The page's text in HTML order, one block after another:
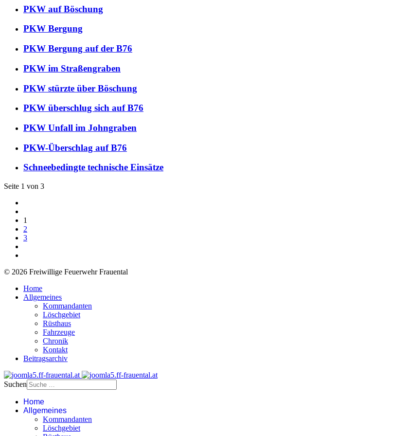
PKW auf Böschung
PKW Bergung
PKW Bergung auf der B76
PKW im Straßengraben
PKW stürzte über Böschung
PKW überschlug sich auf B76
PKW Unfall im Johngraben
PKW-Überschlag auf B76
Schneebedingte technische Einsätze
Seite 1 von 3
1
2
3
© 2026 Freiwillige Feuerwehr Frauental
Home
Allgemeines
Kommandanten
Löschgebiet
Rüsthaus
Fahrzeuge
Chronik
Kontakt
Beitragsarchiv
Suchen
Home
Allgemeines
Kommandanten
Löschgebiet